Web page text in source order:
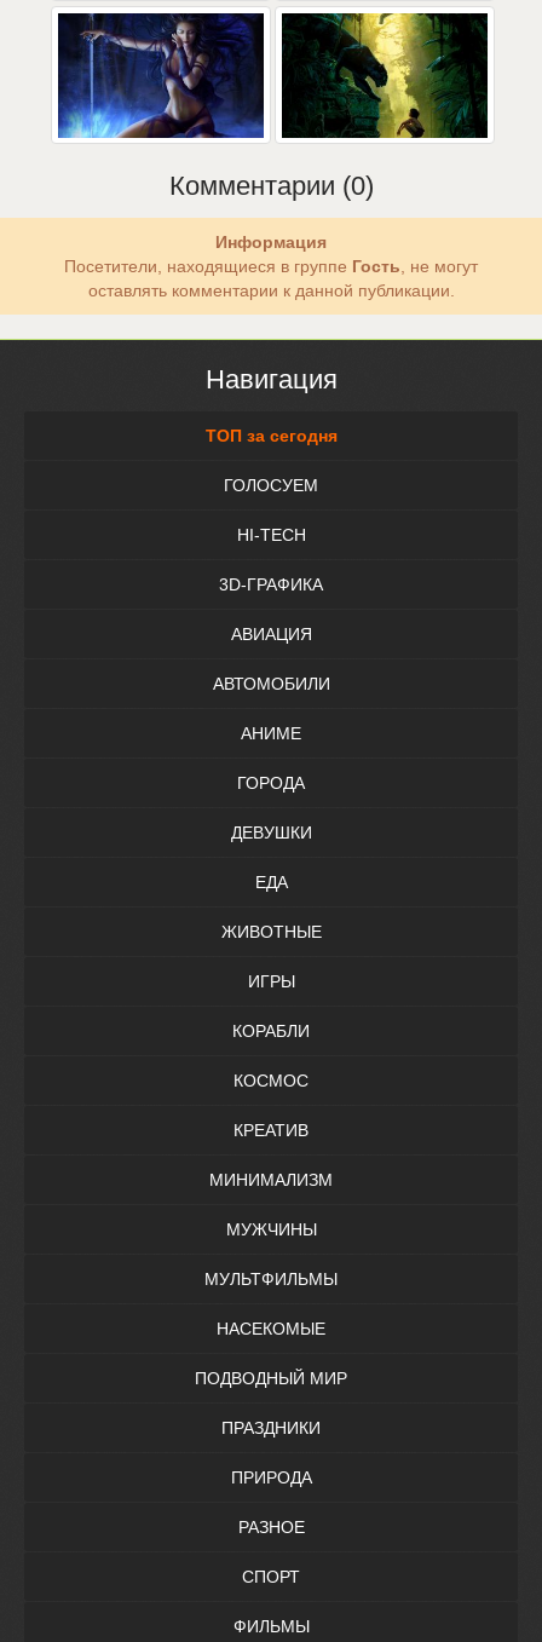
Комментарии (0)
Информация
Посетители, находящиеся в группе Гость , не могут
оставлять комментарии к данной публикации.
Навигация
ТОП за сегодня
ГОЛОСУЕМ
HI-TECH
3D-ГРАФИКА
АВИАЦИЯ
АВТОМОБИЛИ
АНИМЕ
ГОРОДА
ДЕВУШКИ
ЕДА
ЖИВОТНЫЕ
ИГРЫ
КОРАБЛИ
КОСМОС
КРЕАТИВ
МИНИМАЛИЗМ
МУЖЧИНЫ
МУЛЬТФИЛЬМЫ
НАСЕКОМЫЕ
ПОДВОДНЫЙ МИР
ПРАЗДНИКИ
ПРИРОДА
РАЗНОЕ
СПОРТ
ФИЛЬМЫ